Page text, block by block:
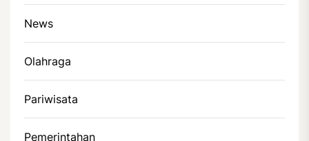
News
Olahraga
Pariwisata
Pemerintahan